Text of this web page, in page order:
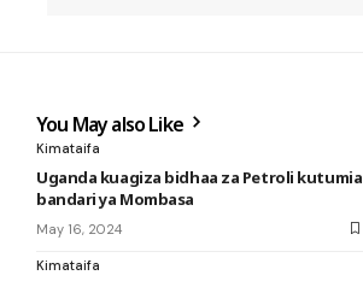
You May also Like
Kimataifa
Uganda kuagiza bidhaa za Petroli kutumia
bandari ya Mombasa
May 16, 2024
Kimataifa